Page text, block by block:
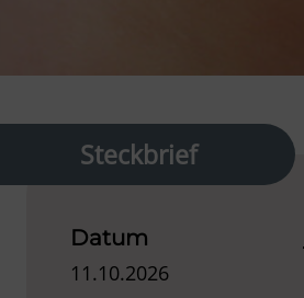
Steckbrief
Datum
11.10.2026